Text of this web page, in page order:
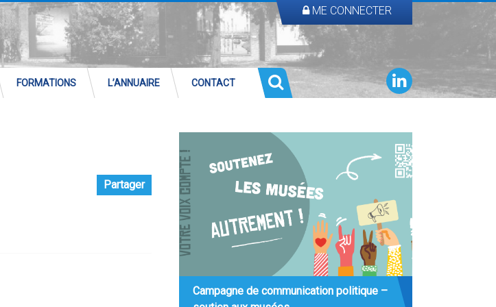
ME CONNECTER
FORMATIONS L’ANNUAIRE CONTACT
Partager
Campagne de communication politique –